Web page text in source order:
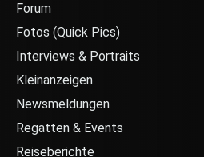
Forum
Fotos (Quick Pics)
Interviews & Portraits
Kleinanzeigen
Newsmeldungen
Regatten & Events
Reiseberichte